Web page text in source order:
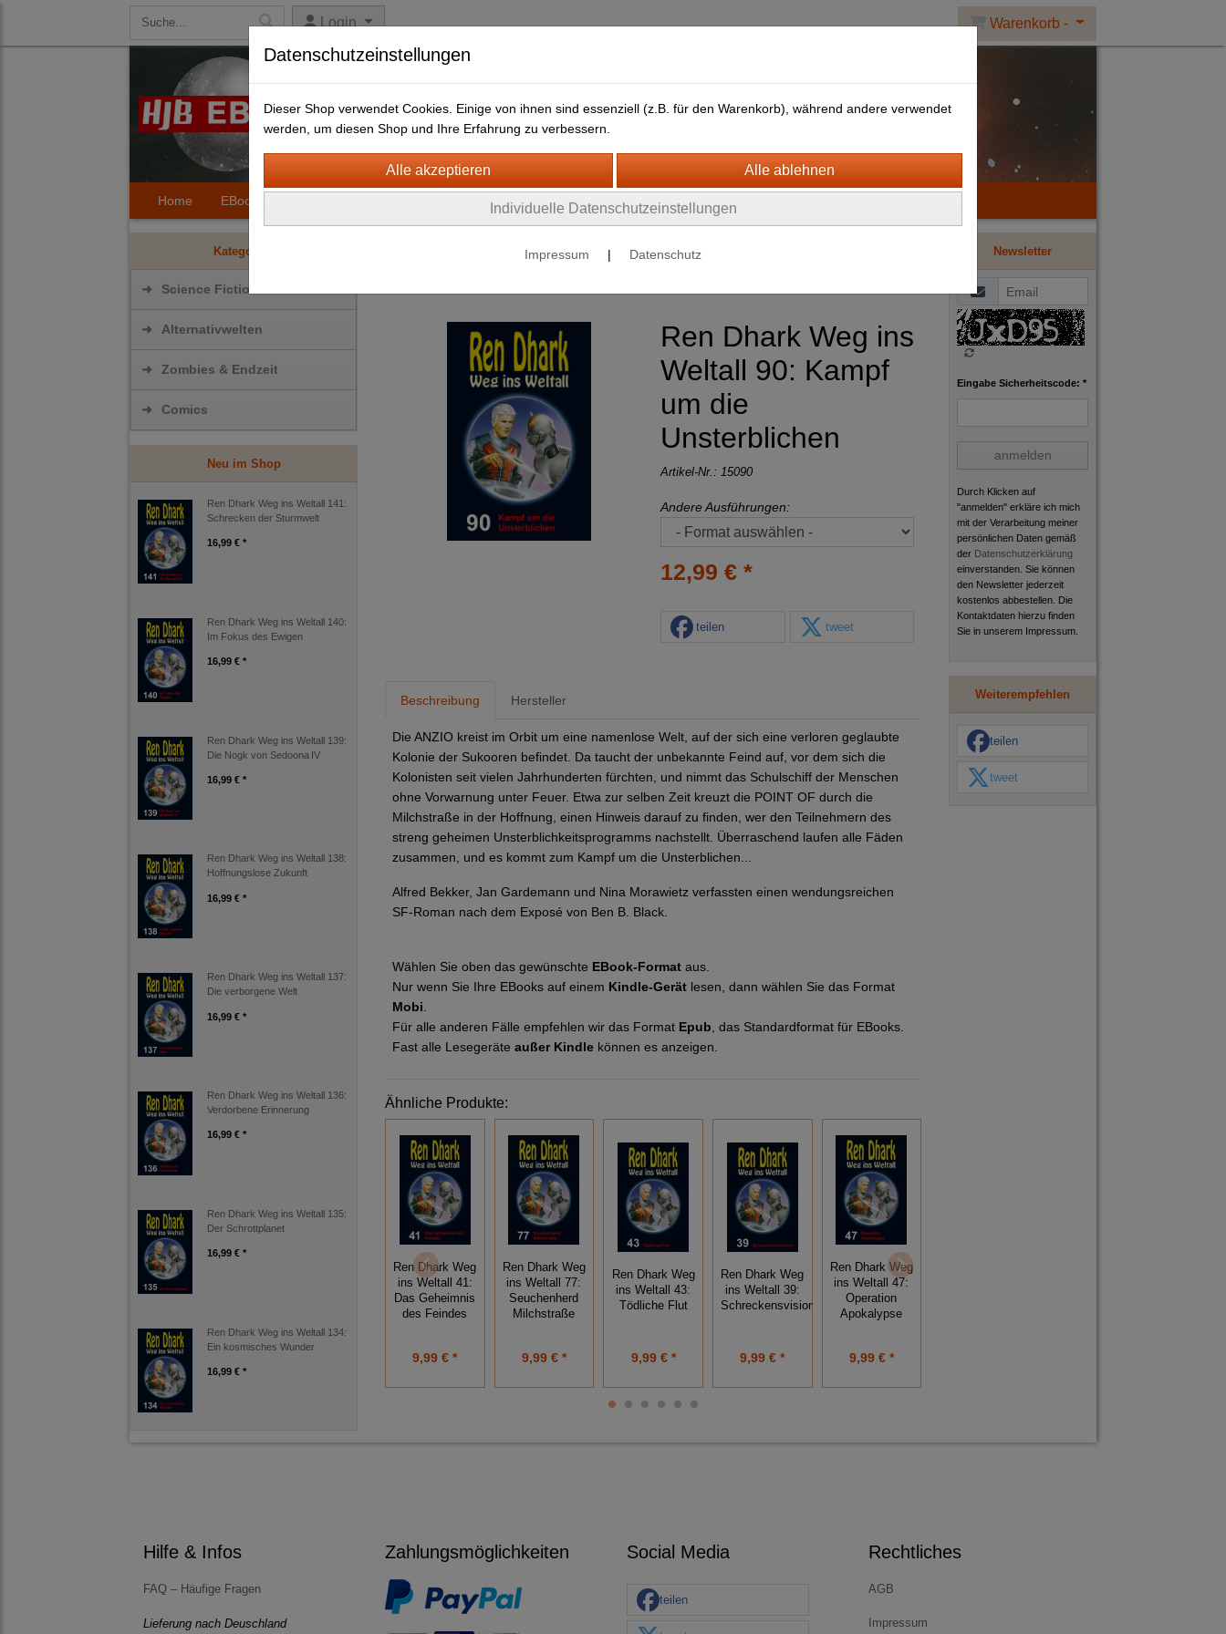
Login Warenkorb -
Home EBooks HJB Bücher Newsletter
Kategorien
➜ Science Fiction
➜ Alternativwelten
➜ Zombies & Endzeit
➜ Comics
Neu im Shop
Ren Dhark Weg ins Weltall 141:
Schrecken der Sturmwelt
16,99 € *
Ren Dhark Weg ins Weltall 140:
Im Fokus des Ewigen
16,99 € *
Ren Dhark Weg ins Weltall 139:
Die Nogk von Sedoona IV
16,99 € *
Ren Dhark Weg ins Weltall 138:
Hoffnungslose Zukunft
16,99 € *
Ren Dhark Weg ins Weltall 137:
Die verborgene Welt
16,99 € *
Ren Dhark Weg ins Weltall 136:
Verdorbene Erinnerung
16,99 € *
Ren Dhark Weg ins Weltall 135:
Der Schrottplanet
16,99 € *
Ren Dhark Weg ins Weltall 134:
Ein kosmisches Wunder
16,99 € *
Ren Dhark : Weg ins Weltall
Ren Dhark Weg ins
Weltall 90: Kampf
um die
Unsterblichen
Artikel-Nr.:15090
Andere Ausführungen:
12,99 € *
teilen tweet
Beschreibung Hersteller
Die ANZIO kreist im Orbit um eine namenlose Welt, auf der sich eine verloren geglaubte
Kolonie der Sukooren befindet. Da taucht der unbekannte Feind auf, vor dem sich die
Kolonisten seit vielen Jahrhunderten fürchten, und nimmt das Schulschiff der Menschen
ohne Vorwarnung unter Feuer. Etwa zur selben Zeit kreuzt die POINT OF durch die
Milchstraße in der Hoffnung, einen Hinweis darauf zu finden, wer den Teilnehmern des
streng geheimen Unsterblichkeitsprogramms nachstellt. Überraschend laufen alle Fäden
zusammen, und es kommt zum Kampf um die Unsterblichen...
Alfred Bekker, Jan Gardemann und Nina Morawietz verfassten einen wendungsreichen
SF-Roman nach dem Exposé von Ben B. Black.
Wählen Sie oben das gewünschte EBook-Format aus.
Nur wenn Sie Ihre EBooks auf einem Kindle-Gerät lesen, dann wählen Sie das Format
Mobi
Für alle anderen Fälle empfehlen wir das Format Epub , das Standardformat für EBooks.
Fast alle Lesegeräte außer Kindle können es anzeigen.
Ähnliche Produkte:
Ren Dhark Weg
ins Weltall 41:
Das Geheimnis
des Feindes
9,99 € *
Ren Dhark Weg
ins Weltall 77:
Seuchenherd
Milchstraße
9,99 € *
Ren Dhark Weg
ins Weltall 43:
Tödliche Flut
9,99 € *
Ren Dhark Weg
ins Weltall 39:
Schreckensvisionen
9,99 € *
Ren Dhark Weg
ins Weltall 47:
Operation
Apokalypse
9,99 € *
Newsletter
Eingabe Sicherheitscode: *
anmelden
Durch Klicken auf
"anmelden" erkläre ich mich
mit der Verarbeitung meiner
persönlichen Daten gemäß
der Datenschutzerklärung
einverstanden. Sie können
den Newsletter jederzeit
kostenlos abbestellen. Die
Kontaktdaten hierzu finden
Sie in unserem Impressum.
Weiterempfehlen
teilen
tweet
Hilfe & Infos
FAQ – Häufige Fragen
Lieferung nach Deuschland
Zahlungsmöglichkeiten Social Media
teilen
Rechtliches
AGB
Impressum
Datenschutzeinstellungen
Dieser Shop verwendet Cookies. Einige von ihnen sind essenziell (z.B. für den Warenkorb), während andere verwendet
werden, um diesen Shop und Ihre Erfahrung zu verbessern.
Individuelle Datenschutzeinstellungen
Impressum | Datenschutz